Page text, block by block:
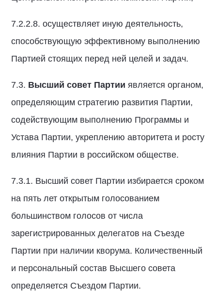
7.2.2.8. осуществляет иную деятельность,
способствующую эффективному выполнению
Партией стоящих перед ней целей и задач.
7.3. Высший совет Партии является органом,
определяющим стратегию развития Партии,
содействующим выполнению Программы и
Устава Партии, укреплению авторитета и росту
влияния Партии в российском обществе.
7.3.1. Высший совет Партии избирается сроком
на пять лет открытым голосованием
большинством голосов от числа
зарегистрированных делегатов на Съезде
Партии при наличии кворума. Количественный
и персональный состав Высшего совета
определяется Съездом Партии.